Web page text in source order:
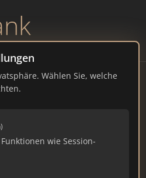
Wählen Sie, welche
wie Session-
Krailling
Juli 2026